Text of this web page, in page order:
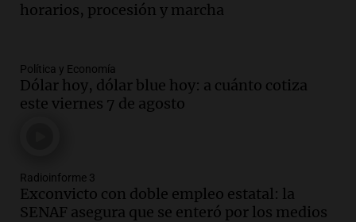
horarios, procesión y marcha
Política y Economía
Dólar hoy, dólar blue hoy: a cuánto cotiza
este viernes 7 de agosto
Radioinforme 3
Exconvicto con doble empleo estatal: la
SENAF asegura que se enteró por los medios